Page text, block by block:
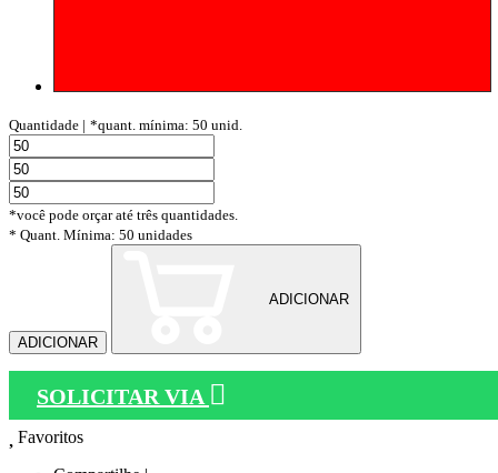
Quantidade | *quant. mínima: 50 unid.
*você pode orçar até três quantidades.
* Quant. Mínima: 50 unidades
ADICIONAR
ADICIONAR
SOLICITAR VIA
Favoritos